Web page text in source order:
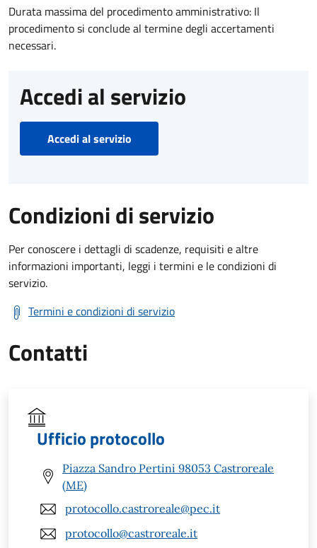
Durata massima del procedimento amministrativo: Il
procedimento si conclude al termine degli accertamenti
necessari.
Accedi al servizio
Accedi al servizio
Condizioni di servizio
Per conoscere i dettagli di scadenze, requisiti e altre
informazioni importanti, leggi i termini e le condizioni di
servizio.
Termini e condizioni di servizio
Contatti
Ufficio protocollo
Piazza Sandro Pertini 98053 Castroreale
(ME)
protocollo.castroreale@pec.it
protocollo@castroreale.it